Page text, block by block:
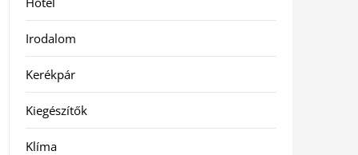
Irodalom
Kerékpár
Kiegészítők
Klíma